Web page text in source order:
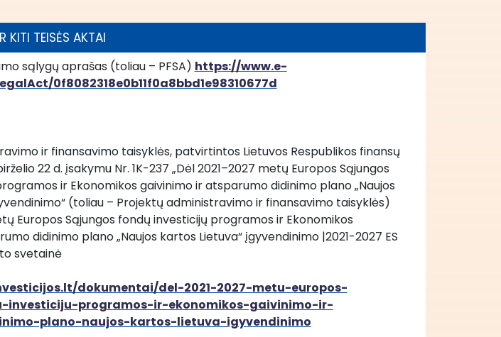
KITI TEISĖS AKTAI
sąlygų aprašas (toliau – PFSA) https://www.e-
0f8082318e0b11f0a8bbd1e98310677d
ir finansavimo taisyklės, patvirtintos Lietuvos Respublikos finansų
22 d. įsakymu Nr. 1K-237 „Dėl 2021–2027 metų Europos Sąjungos
ir Ekonomikos gaivinimo ir atsparumo didinimo plano „Naujos
(toliau – Projektų administravimo ir finansavimo taisyklės)
Europos Sąjungos fondų investicijų programos ir Ekonomikos
didinimo plano „Naujos kartos Lietuva“ įgyvendinimo |2021-2027 ES
svetainė
dokumentai/del-2021-2027-metu-europos-
investiciju-programos-ir-ekonomikos-gaivinimo-ir-
plano-naujos-kartos-lietuva-igyvendinimo